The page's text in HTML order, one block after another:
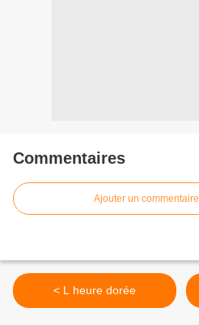
Commentaires
Ajouter un commentaire
< L heure dorée